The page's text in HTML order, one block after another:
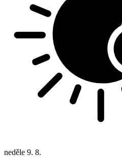
neděle 9. 8.